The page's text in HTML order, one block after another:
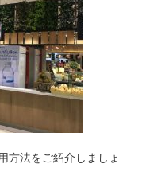
方法をご紹介しましょ